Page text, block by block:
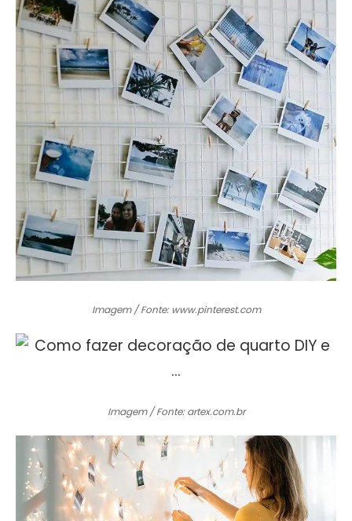
Imagem / Fonte: www.pinterest.com
Imagem / Fonte: artex.com.br